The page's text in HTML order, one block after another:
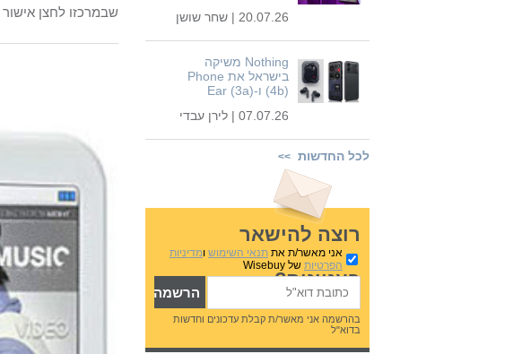
20.07.26 |
שחר שושן
Nothing משיקה
בישראל את Phone
(4b) ו-Ear (3a)
07.07.26 |
לירן עבדי
לכל החדשות >>
רוצה להישאר
בעניינים?
אני מאשר/ת את תנאי השימוש ומדיניות
הפרטיות של Wisebuy
בהרשמה אני מאשר/ת קבלת עדכונים וחדשות
בדוא"ל
שבמרכזו לחצן